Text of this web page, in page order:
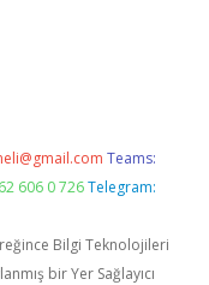
Teams:
606 0 726 Telegram:
Bilgi Teknolojileri
bir Yer Sağlayıcı